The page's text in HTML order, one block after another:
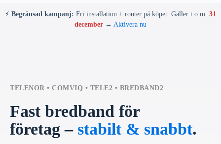
⚡ Begränsad kampanj: Fri installation + router på köpet. Gäller t.o.m. 31
december → Aktivera nu
TELENOR • COMVIQ • TELE2 • BREDBAND2
Fast bredband för
företag – stabilt & snabbt.